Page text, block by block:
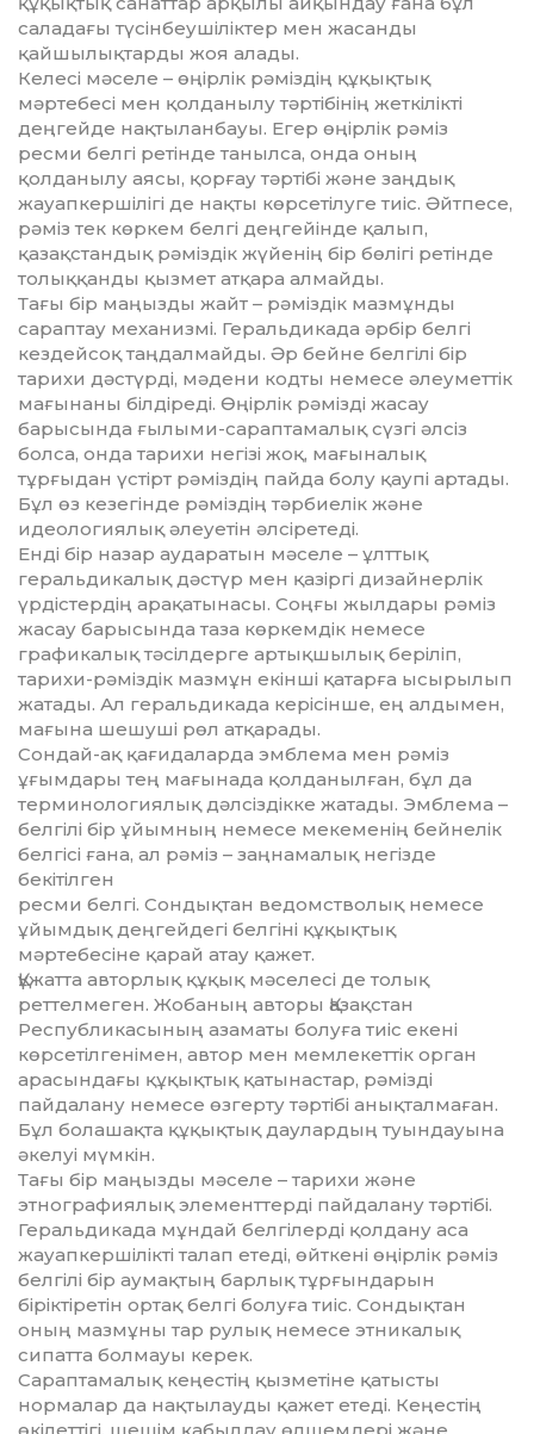
саладағы түсінбеушіліктер мен жасанды
қайшылықтарды жоя алады.
Келесі мәселе – өңірлік рәміздің құқықтық
мәртебесі мен қолданылу тәртібінің жеткілікті
деңгейде нақтыланбауы. Егер өңірлік рәміз
ресми белгі ретінде танылса, онда оның
қолданылу аясы, қорғау тәртібі және заңдық
жауапкершілігі де нақты көрсетілуге тиіс. Әйтпесе,
рәміз тек көркем белгі деңгейінде қалып,
қазақстандық рәміздік жүйенің бір бөлігі ретінде
толыққанды қызмет атқара алмайды.
Тағы бір маңызды жайт – рәміздік мазмұнды
сараптау механизмі. Геральдикада әрбір белгі
кездейсоқ таңдалмайды. Әр бейне белгілі бір
тарихи дәстүрді, мәдени кодты немесе әлеуметтік
мағынаны білдіреді. Өңірлік рәмізді жасау
барысында ғылыми-сараптамалық сүзгі әлсіз
болса, онда тарихи негізі жоқ, мағыналық
тұрғыдан үстірт рәміздің пайда болу қаупі артады.
Бұл өз кезегінде рәміздің тәрбиелік және
идеологиялық әлеуетін әлсіретеді.
Енді бір назар аударатын мәселе – ұлт­тық
геральдикалық дәстүр мен қазіргі дизайнерлік
үрдістердің арақатынасы. Соңғы жылдары рәміз
жасау барысында таза көркемдік немесе
графикалық тәсілдерге артықшылық беріліп,
тарихи-рәміздік мазмұн екінші қатарға ысырылып
жатады. Ал геральдикада керісінше, ең алдымен,
мағына шешуші рөл атқарады.
Сондай-ақ қағидаларда эмблема мен рәміз
ұғымдары тең мағынада қолданылған, бұл да
терминологиялық дәлсіздікке жатады. Эмблема –
белгілі бір ұйымның немесе мекеменің бейнелік
белгісі ғана, ал рәміз – заңнамалық негізде
бекітілген
ресми белгі. Сондықтан ведомстволық немесе
ұйымдық деңгейдегі белгіні құқықтық
мәртебесіне қарай атау қажет.
Құжатта авторлық құқық мәселесі де толық
реттелмеген. Жобаның авторы Қазақстан
Республикасының азаматы болуға тиіс екені
көрсетілгенімен, автор мен мемлекеттік орган
арасындағы құқықтық қатынастар, рәмізді
пайдалану немесе өзгерту тәртібі анықталмаған.
Бұл болашақта құқықтық даулардың туындауына
әкелуі мүмкін.
Тағы бір маңызды мәселе – тарихи және
этнографиялық элементтерді пайдалану тәртібі.
Геральдикада мұндай белгілерді қолдану аса
жауапкершілікті талап етеді, өйткені өңірлік рәміз
белгілі бір аумақтың барлық тұрғындарын
біріктіретін ортақ белгі болуға тиіс. Сондықтан
оның мазмұны тар рулық немесе этникалық
сипатта болмауы керек.
Сараптамалық кеңестің қызметіне қатысты
нормалар да нақтылау­ды қажет етеді. Кеңестің